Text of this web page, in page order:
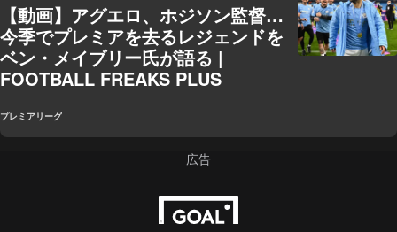
【動画】アグエロ、ホジソン監督…
今季でプレミアを去るレジェンドを
ベン・メイブリー氏が語る |
FOOTBALL FREAKS PLUS
プレミアリーグ